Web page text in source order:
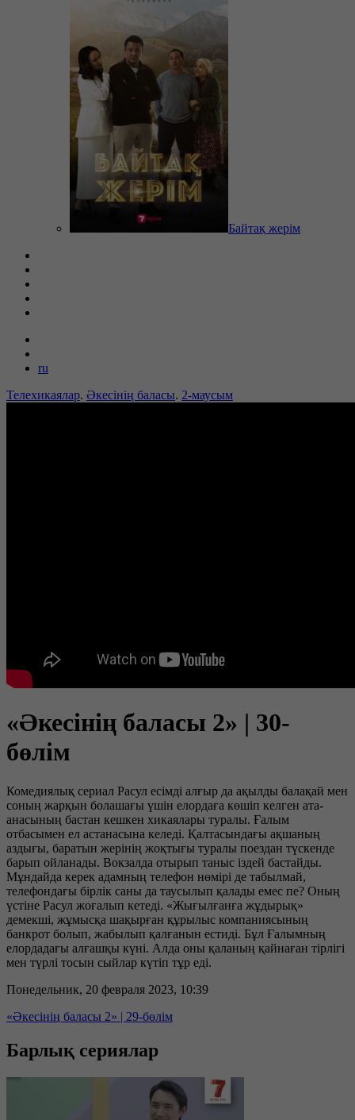
Байтақ жерім
ru
Телехикаялар. Әкесінің баласы. 2-маусым
«Әкесінің баласы 2» | 30-
бөлім
Комедиялық сериал Расул есімді алғыр да ақылды балақай мен
соның жарқын болашағы үшін елордаға көшіп келген ата-
анасының бастан кешкен хикаялары туралы. Ғалым
отбасымен ел астанасына келеді. Қалтасындағы ақшаның
аздығы, баратын жерінің жоқтығы туралы поездан түскенде
барып ойланады. Вокзалда отырып таныс іздей бастайды.
Мұндайда керек адамның телефон нөмірі де табылмай,
телефондағы бірлік саны да таусылып қалады емес пе? Оның
үстіне Расул жоғалып кетеді. «Жығылғанға жұдырық»
демекші, жұмысқа шақырған құрылыс компаниясының
банкрот болып, жабылып қалғанын естиді. Бұл Ғалымның
елордадағы алғашқы күні. Алда оны қаланың қайнаған тірлігі
мен түрлі тосын сыйлар күтіп тұр еді.
Понедельник, 20 февраля 2023, 10:39
«Әкесінің баласы 2» | 29-бөлім
Барлық сериялар